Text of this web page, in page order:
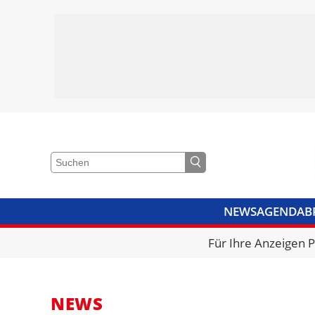
NEWSAGENDA
VIDEOSBIBLIOTHEK
Für Ihre Anzeigen
NEWS